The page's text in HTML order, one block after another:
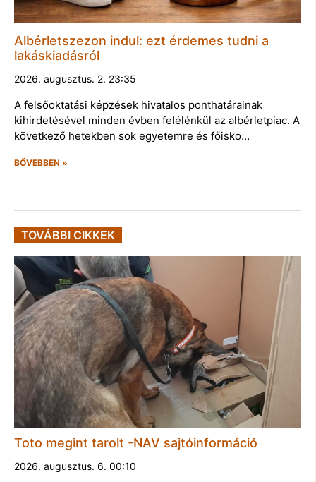
Albérletszezon indul: ezt érdemes tudni a
lakáskiadásról
2026. augusztus. 2. 23:35
A felsőoktatási képzések hivatalos ponthatárainak
kihirdetésével minden évben felélénkül az albérletpiac. A
következő hetekben sok egyetemre és főisko…
BŐVEBBEN »
TOVÁBBI CIKKEK
Toto megint tarolt -NAV sajtóinformáció
2026. augusztus. 6. 00:10